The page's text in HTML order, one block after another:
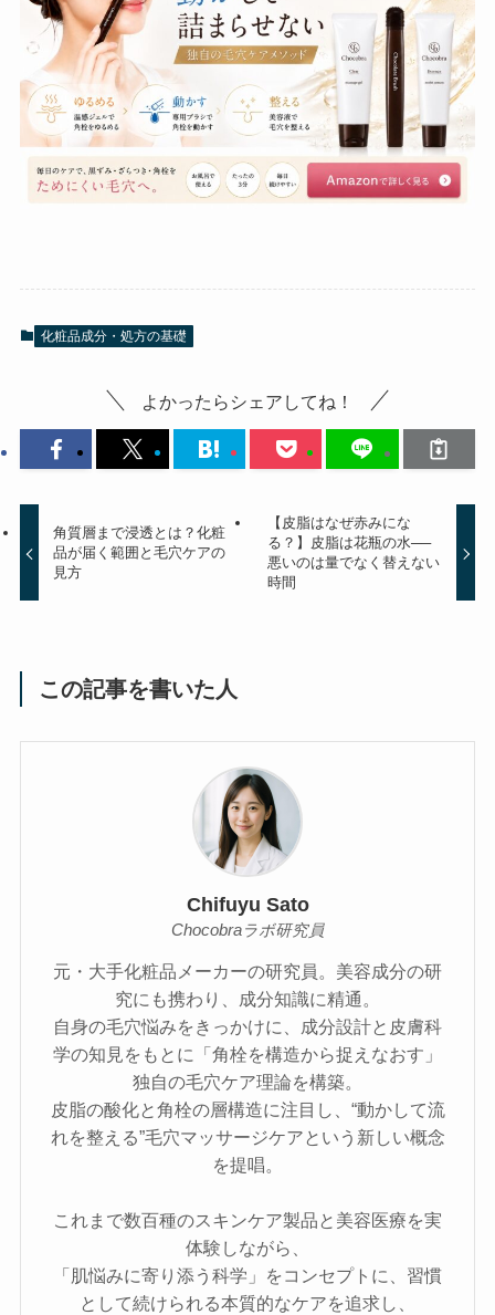
化粧品成分・処方の基礎
よかったらシェアしてね！
角質層まで浸透とは？化粧
品が届く範囲と毛穴ケアの
見方
【皮脂はなぜ赤みにな
る？】皮脂は花瓶の水──
悪いのは量でなく替えない
時間
この記事を書いた人
Chifuyu Sato
Chocobraラボ研究員
元・大手化粧品メーカーの研究員。美容成分の研
究にも携わり、成分知識に精通。
自身の毛穴悩みをきっかけに、成分設計と皮膚科
学の知見をもとに「角栓を構造から捉えなおす」
独自の毛穴ケア理論を構築。
皮脂の酸化と角栓の層構造に注目し、“動かして流
れを整える”毛穴マッサージケアという新しい概念
を提唱。
これまで数百種のスキンケア製品と美容医療を実
体験しながら、
「肌悩みに寄り添う科学」をコンセプトに、習慣
として続けられる本質的なケアを追求し、